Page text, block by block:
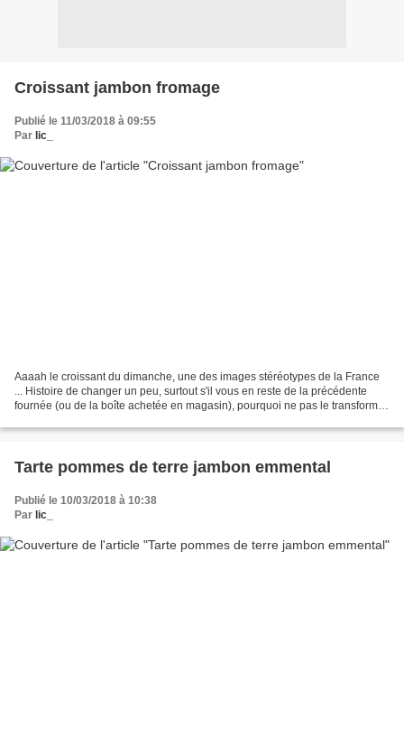
Croissant jambon fromage
Publié le 11/03/2018 à 09:55
Par lic_
Aaaah le croissant du dimanche, une des images stéréotypes de la France
... Histoire de changer un peu, surtout s'il vous en reste de la précédente
fournée (ou de la boîte achetée en magasin), pourquoi ne pas le transformer
Tarte pommes de terre jambon emmental
Publié le 10/03/2018 à 10:38
Par lic_